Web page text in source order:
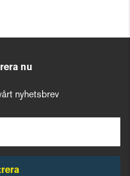
nu
nyhetsbrev